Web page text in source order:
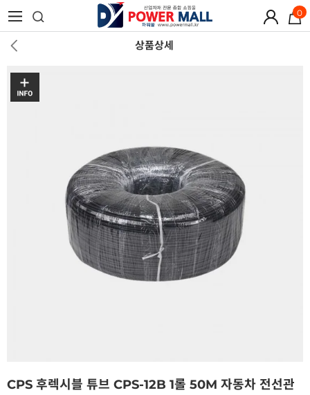
0
상품상세
CPS 후렉시블 튜브 CPS-12B 1롤 50M 자동차 전선관